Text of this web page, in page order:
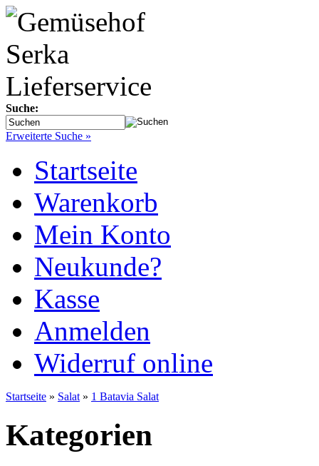
Suche:
Erweiterte Suche »
Startseite
Warenkorb
Mein Konto
Neukunde?
Kasse
Anmelden
Widerruf online
Startseite » Salat » 1 Batavia Salat
Kategorien